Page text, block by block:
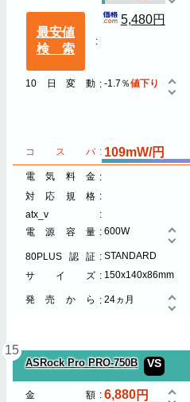
最安値
検索
5,480円
10日変動 -1.7％値下り
コスパ 109mW/円
電気料金
対応規格
atx_v
電源容量
600W
80PLUS認証
STANDARD
サイズ
150x140x86mm
発売から 24ヵ月
15
ASRock Pro PRO-750B VS
金額 6,880